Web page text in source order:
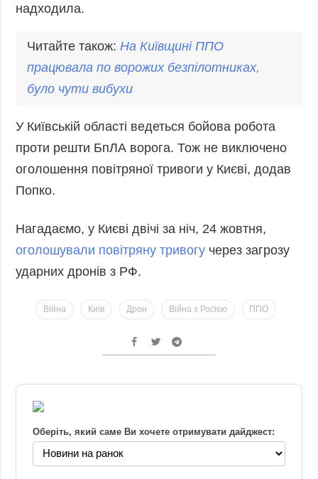
Конференції
документи
Релізи
надходила.
Читайте також:На Київщині ППО
працювала по ворожих безпілотниках,
було чути вибухи
У Київській області ведеться бойова робота
проти решти БпЛА ворога. Тож не виключено
оголошення повітряної тривоги у Києві, додав
Попко.
Нагадаємо, у Києві двічі за ніч, 24 жовтня,
оголошували повітряну тривогу через загрозу
ударних дронів з РФ.
Війна Київ Дрон Війна з Росією ППО
Оберіть, який саме Ви хочете отримувати дайджест: